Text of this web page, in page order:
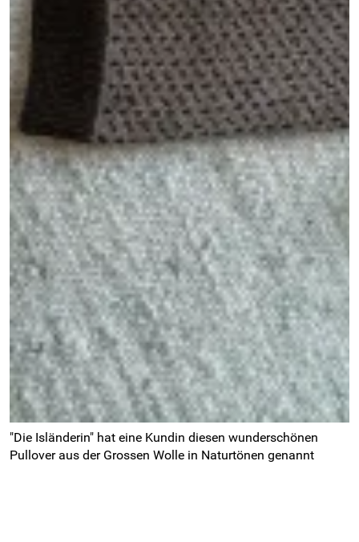
"Die Isländerin" hat eine Kundin diesen wunderschönen
Pullover aus der Grossen Wolle in Naturtönen genannt